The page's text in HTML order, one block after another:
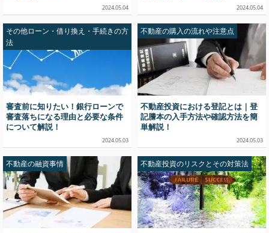
2024.05.04 2024.05.04
その他ローン・借り換え・手続きの方
法
審査前に知りたい！銀行ローンで
審査落ちになる理由と必要な条件
について解説！
2024.05.03
不動産の購入の流れや注意点
不動産投資における登記とは｜登
記謄本の入手方法や確認方法を簡
単解説！
2024.05.03
不動産の融資事情 不動産投資のリスクとその対策法